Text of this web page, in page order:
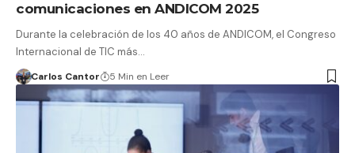
comunicaciones en ANDICOM 2025
Durante la celebración de los 40 años de ANDICOM, el Congreso
Internacional de TIC más…
Carlos Cantor 5 Min en Leer